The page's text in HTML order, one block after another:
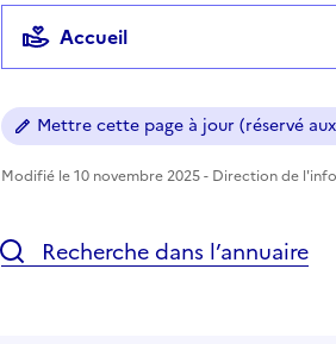
Accueil
Mettre cette page à jour (réservé
Modifié le 10 novembre 2025 - Direction de
Recherche dans l’annuaire